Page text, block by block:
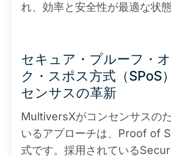
れ、効率と安全性が最適な状態
セキュア・プルーフ・
ク・スポス方式（SPoS
センサスの革新
MultiversXがコンセンサスの
いるアプローチは、Proof of
式です。採用されている